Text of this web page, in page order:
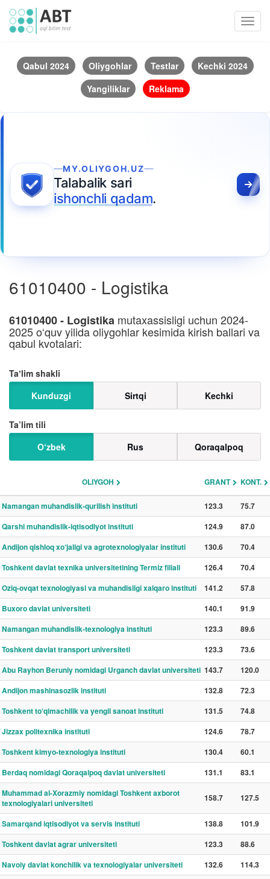
Qabul 2024 Oliygohlar Testlar
Kechki 2024
Yangiliklar
Reklama
MY.OLIYGOH.UZ
Talabalik sari
ishonchli qadam.
61010400 - Logistika
61010400 - Logistika mutaxassisligi uchun 2024-
2025 o‘quv yilida oliygohlar kesimida kirish ballari va
qabul kvotalari:
Taʼlim shakli
Kunduzgi
Sirtqi Kechki
Ta’lim tili
O‘zbek
Rus Qoraqalpoq
OLIYGOH GRANT KONT.
Namangan muhandislik-qurilish instituti 123.3
75.7
Qarshi muhandislik-iqtisodiyot instituti
124.9
87.0
Andijon qishloq xo‘jaligi va agrotexnologiyalar instituti
130.6
70.4
Toshkent davlat texnika universitetining Termiz filiali
126.4
70.4
Oziq-ovqat texnologiyasi va muhandisligi xalqaro instituti
141.2
57.8
Buxoro davlat universiteti
140.1
91.9
Namangan muhandislik-texnologiya instituti
123.3
89.6
Toshkent davlat transport universiteti
123.3
73.6
Abu Rayhon Beruniy nomidagi Urganch davlat universiteti 143.7
120.0
Andijon mashinasozlik instituti
132.8
72.3
Toshkent to‘qimachilik va yengil sanoat instituti
131.5
74.8
Jizzax politexnika instituti
124.6
78.7
Toshkent kimyo-texnologiya instituti
130.4
60.1
Berdaq nomidagi Qoraqalpoq davlat universiteti
131.1
83.1
Muhammad al-Xorazmiy nomidagi Toshkent axborot
texnologiyalari universiteti
158.7 127.5
Samarqand iqtisodiyot va servis instituti 138.8
101.9
Toshkent davlat agrar universiteti
123.3
88.6
Navoiy davlat konchilik va texnologiyalar universiteti
132.6
114.3